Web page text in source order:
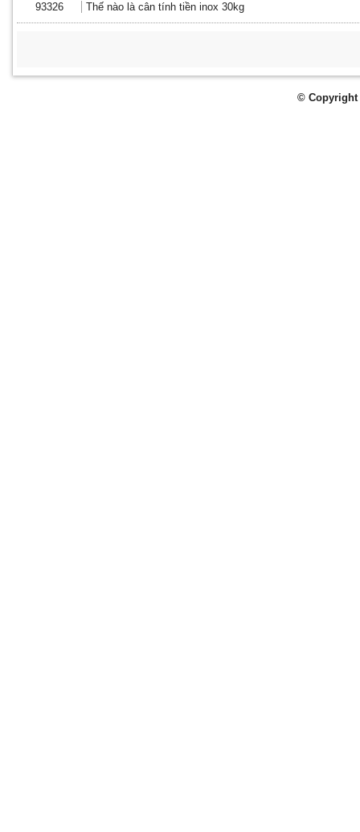
93326 Thế nào là cân tính tiền inox 30kg
© Copyright